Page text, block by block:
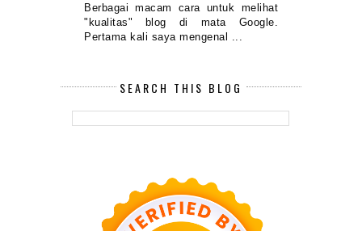
Berbagai macam cara untuk melihat
"kualitas" blog di mata Google.
Pertama kali saya mengenal ...
SEARCH THIS BLOG